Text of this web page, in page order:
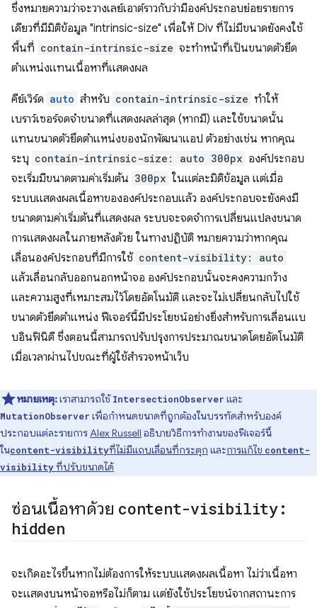
ซึ่งหมายความว่าจะวางเลย์เอาต์ราวกับว่ามีองค์ประกอบย่อยรายการ
เดียวที่มีมิติข้อมูล "intrinsic-size" เพื่อให้ Div ที่ไม่มีขนาดยังคงใช้
พื้นที่ contain-intrinsic-size จะทำหน้าที่เป็นขนาดตัวยึด
ตําแหน่งแทนเนื้อหาที่แสดงผล
คีย์เวิร์ด auto สําหรับ contain-intrinsic-size ทําให้
เบราว์เซอร์จดจําขนาดที่แสดงผลล่าสุด (หากมี) และใช้ขนาดนั้น
แทนขนาดตัวยึดตําแหน่งของนักพัฒนาแอป ตัวอย่างเช่น หากคุณ
ระบุ contain-intrinsic-size: auto 300px องค์ประกอบ
จะเริ่มมีขนาดตามค่าเริ่มต้น 300px ในแต่ละมิติข้อมูล แต่เมื่อ
ระบบแสดงผลเนื้อหาขององค์ประกอบแล้ว องค์ประกอบจะยังคงมี
ขนาดตามค่าเริ่มต้นที่แสดงผล ระบบจะจดจำการเปลี่ยนแปลงขนาด
การแสดงผลในภายหลังด้วย ในทางปฏิบัติ หมายความว่าหากคุณ
เลื่อนองค์ประกอบที่มีการใช้ content-visibility: auto
แล้วเลื่อนกลับออกนอกหน้าจอ องค์ประกอบนั้นจะคงความกว้าง
และความสูงที่เหมาะสมไว้โดยอัตโนมัติ และจะไม่เปลี่ยนกลับไปใช้
ขนาดตัวยึดตำแหน่ง ฟีเจอร์นี้มีประโยชน์อย่างยิ่งสําหรับการเลื่อนแบ
บอินฟินิตี ซึ่งตอนนี้สามารถปรับปรุงการประมาณขนาดโดยอัตโนมัติ
เมื่อเวลาผ่านไปขณะที่ผู้ใช้สำรวจหน้าเว็บ
หมายเหตุ:เราสามารถใช้IntersectionObserver และ
MutationObserver เพื่อกำหนดขนาดที่ถูกต้องในบรรทัดสำหรับองค์
ประกอบแต่ละรายการAlex Russell อธิบายวิธีการทำงานของฟีเจอร์นี้
ในcontent-visibilityที่ไม่มีแถบเลื่อนที่กระตุก และการแก้ไข content-
visibility ที่ปรับขนาดได้
ซ่อนเนื้อหาด้วย content-visibility:
hidden
จะเกิดอะไรขึ้นหากไม่ต้องการให้ระบบแสดงผลเนื้อหา ไม่ว่าเนื้อหา
จะแสดงบนหน้าจอหรือไม่ก็ตาม แต่ยังใช้ประโยชน์จากสถานะการ